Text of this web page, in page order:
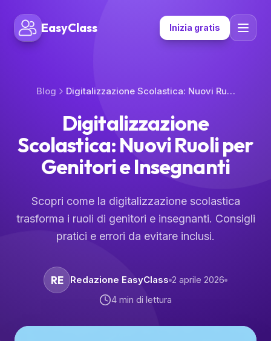
EasyClass Inizia gratis
Blog Digitalizzazione Scolastica: Nuovi Ruoli per Genitori e Insegnanti
Digitalizzazione
Scolastica: Nuovi Ruoli per
Genitori e Insegnanti
Scopri come la digitalizzazione scolastica
trasforma i ruoli di genitori e insegnanti. Consigli
pratici e errori da evitare inclusi.
RE Redazione EasyClass 2 aprile 2026
4 min di lettura